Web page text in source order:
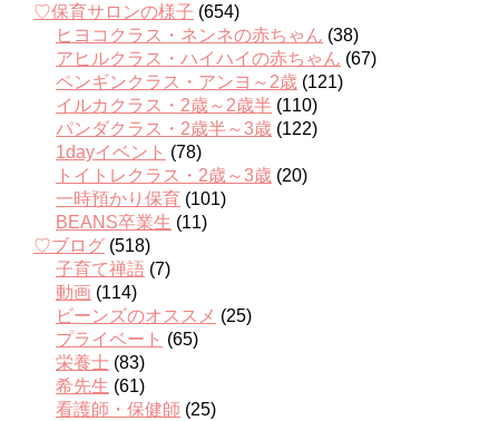
♡保育サロンの様子 (654)
ヒヨコクラス・ネンネの赤ちゃん (38)
アヒルクラス・ハイハイの赤ちゃん (67)
ペンギンクラス・アンヨ～2歳 (121)
イルカクラス・2歳～2歳半 (110)
パンダクラス・2歳半～3歳 (122)
1dayイベント (78)
トイトレクラス・2歳～3歳 (20)
一時預かり保育 (101)
BEANS卒業生 (11)
♡ブログ (518)
子育て禅語 (7)
動画 (114)
ビーンズのオススメ (25)
プライベート (65)
栄養士 (83)
希先生 (61)
看護師・保健師 (25)